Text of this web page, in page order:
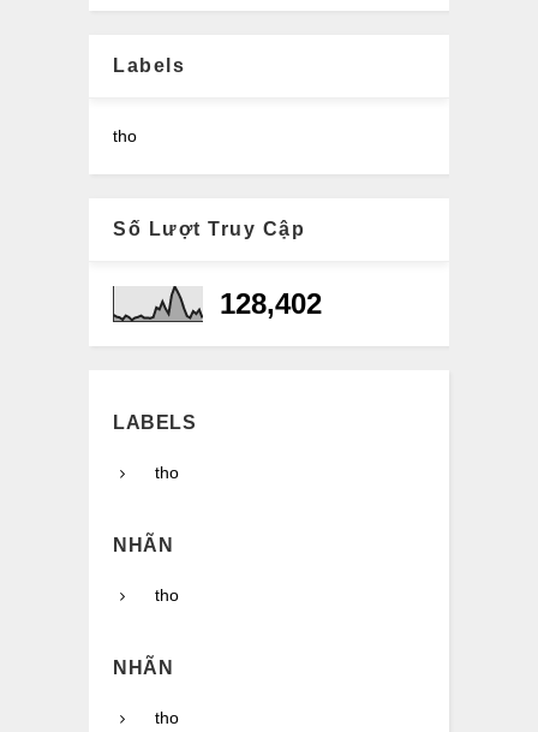
Labels
tho
Số Lượt Truy Cập
128,402
LABELS
tho
NHÃN
tho
NHÃN
tho